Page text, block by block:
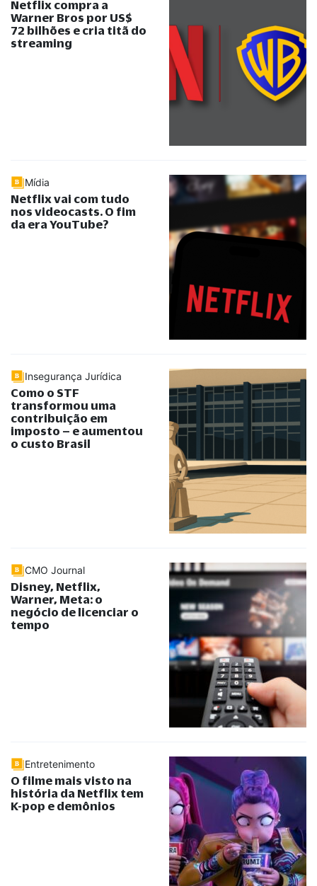
Netflix compra a
Warner Bros por US$
72 bilhões e cria titã do
streaming
Mídia
Netflix vai com tudo
nos videocasts. O fim
da era YouTube?
Insegurança Jurídica
Como o STF
transformou uma
contribuição em
imposto – e aumentou
o custo Brasil
CMO Journal
Disney, Netflix,
Warner, Meta: o
negócio de licenciar o
tempo
Entretenimento
O filme mais visto na
história da Netflix tem
K-pop e demônios